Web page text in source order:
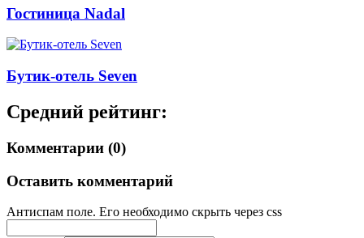
Гостиница Nadal
Бутик-отель Seven
Средний рейтинг:
Комментарии (0)
Оставить комментарий
Антиспам поле. Его необходимо скрыть через css